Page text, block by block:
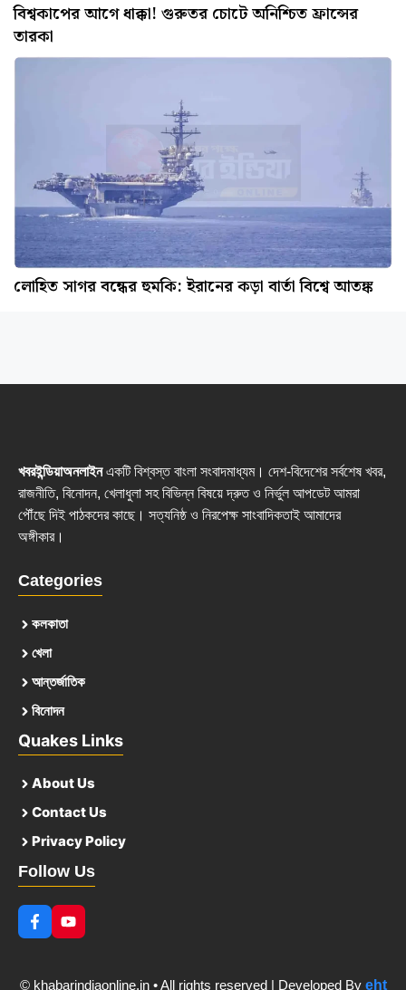
বিশ্বকাপের আগে ধাক্কা! গুরুতর চোটে অনিশ্চিত ফ্রান্সের
তারকা
লোহিত সাগর বন্ধের হুমকি: ইরানের কড়া বার্তা বিশ্বে আতঙ্ক
খবরইন্ডিয়াঅনলাইনএকটি বিশ্বস্ত বাংলা সংবাদমাধ্যম। দেশ-বিদেশের সর্বশেষ খবর,
রাজনীতি, বিনোদন, খেলাধুলা সহ বিভিন্ন বিষয়ে দ্রুত ও নির্ভুল আপডেট আমরা
পৌঁছে দিই পাঠকদের কাছে। সত্যনিষ্ঠ ও নিরপেক্ষ সাংবাদিকতাই আমাদের
অঙ্গীকার।
Categories
কলকাতা
খেলা
আন্তর্জাতিক
বিনোদন
Quakes Links
About Us
Contact Us
Privacy Policy
Follow Us
© khabarindiaonline.in • All rights reserved | Developed By eht